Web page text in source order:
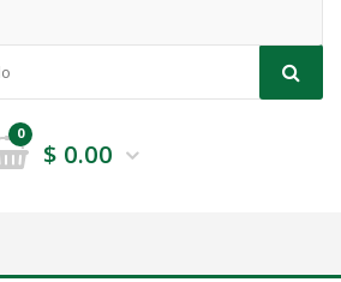
0
$ 0.00